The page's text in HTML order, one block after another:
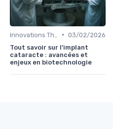
• 03/02/2026
Tout savoir sur l’implant
cataracte : avancées et
enjeux en biotechnologie